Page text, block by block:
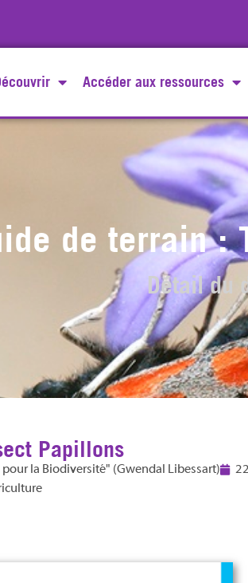
Accéder aux ressources
de terrain :
Détail du
Papillons
la Biodiversité" (Gwendal Libessart)